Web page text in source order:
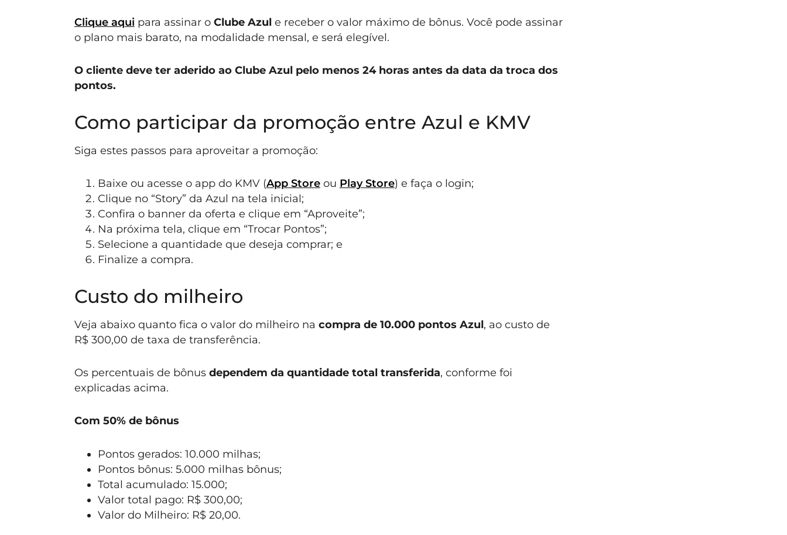
Clique aqui para assinar o Clube Azul e receber o valor máximo de bônus. Você pode assinar
o plano mais barato, na modalidade mensal, e será elegível.
O cliente deve ter aderido ao Clube Azul pelo menos 24 horas antes da data da troca dos
pontos.
Como participar da promoção entre Azul e KMV
Siga estes passos para aproveitar a promoção:
Baixe ou acesse o app do KMV (App Storeou Play Store) e faça o login;
Clique no “Story” da Azul na tela inicial;
Confira o banner da oferta e clique em “Aproveite”;
Na próxima tela, clique em “Trocar Pontos”;
Selecione a quantidade que deseja comprar; e
Finalize a compra.
Custo do milheiro
Veja abaixo quanto fica o valor do milheiro na compra de 10.000 pontos Azul, ao custo de
R$ 300,00 de taxa de transferência.
Os percentuais de bônus dependem da quantidade total transferida, conforme foi
explicadas acima.
Com 50% de bônus
Pontos gerados: 10.000 milhas;
Pontos bônus: 5.000 milhas bônus;
Total acumulado: 15.000;
Valor total pago: R$ 300,00;
Valor do Milheiro: R$ 20,00.